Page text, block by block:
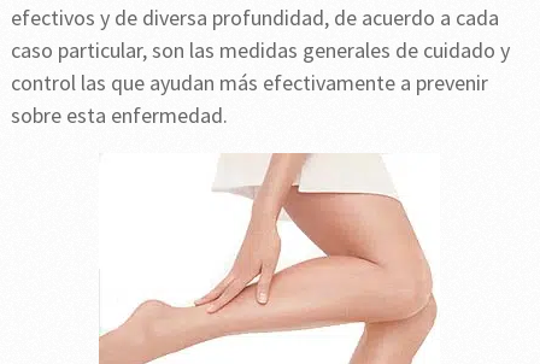
efectivos y de diversa profundidad, de acuerdo a cada
caso particular, son las medidas generales de cuidado y
control las que ayudan más efectivamente a prevenir
sobre esta enfermedad.